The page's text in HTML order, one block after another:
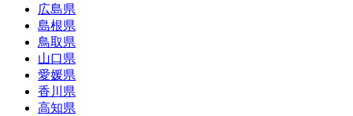
広島県
島根県
鳥取県
山口県
愛媛県
香川県
高知県